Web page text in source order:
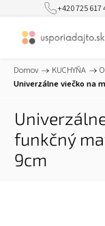
+420 725 617
Domov / KUCHYŇA /
Univerzálne viečko na
funkčný
9cm